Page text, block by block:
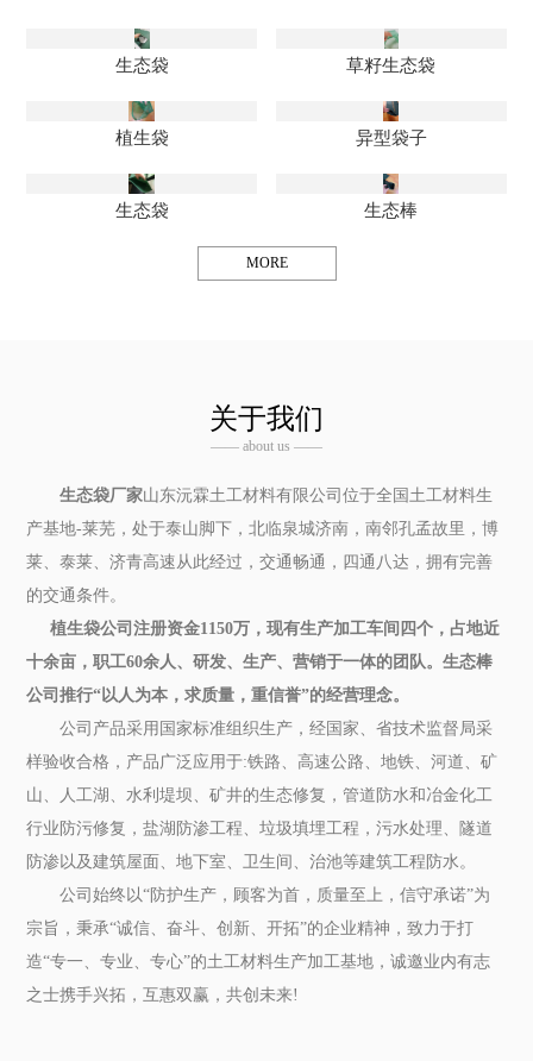
生态袋 草籽生态袋
植生袋 异型袋子
生态袋 生态棒
MORE
关于我们
—— about us ——
生态袋厂家山东沅霖土工材料有限公司位于全国土工材料生
产基地-莱芜，处于泰山脚下，北临泉城济南，南邻孔孟故里，博
莱、泰莱、济青高速从此经过，交通畅通，四通八达，拥有完善
的交通条件。
植生袋公司注册资金1150万，现有生产加工车间四个，占地近
十余亩，职工60余人、研发、生产、营销于一体的团队。生态棒
公司推行“以人为本，求质量，重信誉”的经营理念。
公司产品采用国家标准组织生产，经国家、省技术监督局采
样验收合格，产品广泛应用于:铁路、高速公路、地铁、河道、矿
山、人工湖、水利堤坝、矿井的生态修复，管道防水和冶金化工
行业防污修复，盐湖防渗工程、垃圾填埋工程，污水处理、隧道
防渗以及建筑屋面、地下室、卫生间、治池等建筑工程防水。
公司始终以“防护生产，顾客为首，质量至上，信守承诺”为
宗旨，秉承“诚信、奋斗、创新、开拓”的企业精神，致力于打
造“专一、专业、专心”的土工材料生产加工基地，诚邀业内有志
之士携手兴拓，互惠双赢，共创未来!